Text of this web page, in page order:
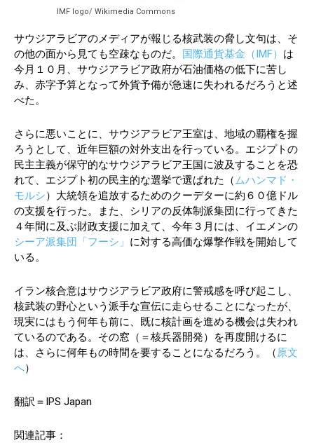
IMF logo/ Wikimedia Commons
サウジアラビアのメディアが報じる核武装の脅し文句は、そ
の他の面から見ても空疎なものだ。 国際通貨基金（IMF） は
今月１０月、サウジアラビア政府が石油価格の低下に苦し
み、赤字予算となって外貨予備が急速に失われるだろうと述
べた。
さらに悪いことに、サウジアラビア王室は、地域の覇権を握
ろうとして、近年巨額の対外支出を行っている。エジプトの
民主主義が保守的なサウジアラビア王国に波及することを恐
れて、エジプト初の民主的な選挙で選ばれた（ムハンマド・
モルシ）大統領を追放するためのクーデターに約６０億ドル
の支援を行った。また、シリアの反体制派集団に行ってきた
４年間に及ぶ財政支援に加えて、今年３月には、イエメンの
シーア派集団「フーシ」 に対する高価な爆撃作戦を開始して
いる。
イラン核合意はサウジアラビア政府に警戒感を呼び起こし、
核武装の野心という派手な宣伝に走らせることになったが、
現実にはもう何年も前に、既に核計画を進める機会は失われ
ているのである。その窓（＝核兵器開発）を再度開けるに
は、さらに何年もの時間を要することになるだろう。（原文
へ）
翻訳＝IPS Japan
関連記事：